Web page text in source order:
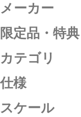
メーカー
限定品・特典
カテゴリ
仕様
スケール